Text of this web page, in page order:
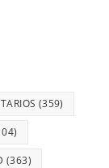
(359)
(363)